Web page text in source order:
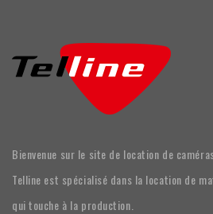
Bienvenue sur le site de location de
Telline est spécialisé dans la location de
qui touche à la production.